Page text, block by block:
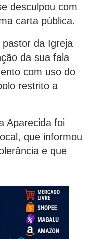
desculpou com
carta pública.
da Igreja
da sua fala
com uso do
restrito a
Aparecida foi
que informou
e que